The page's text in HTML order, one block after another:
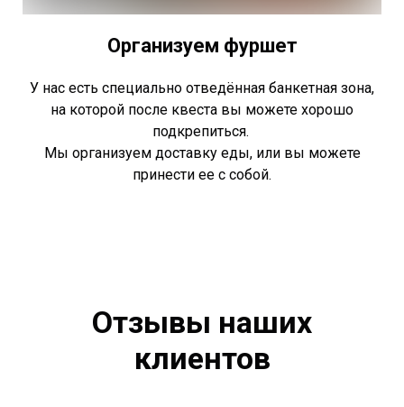
Организуем фуршет
У нас есть специально отведённая банкетная зона,
на которой после квеста вы можете хорошо
подкрепиться.
Мы организуем доставку еды, или вы можете
принести ее с собой.
Отзывы наших
клиентов